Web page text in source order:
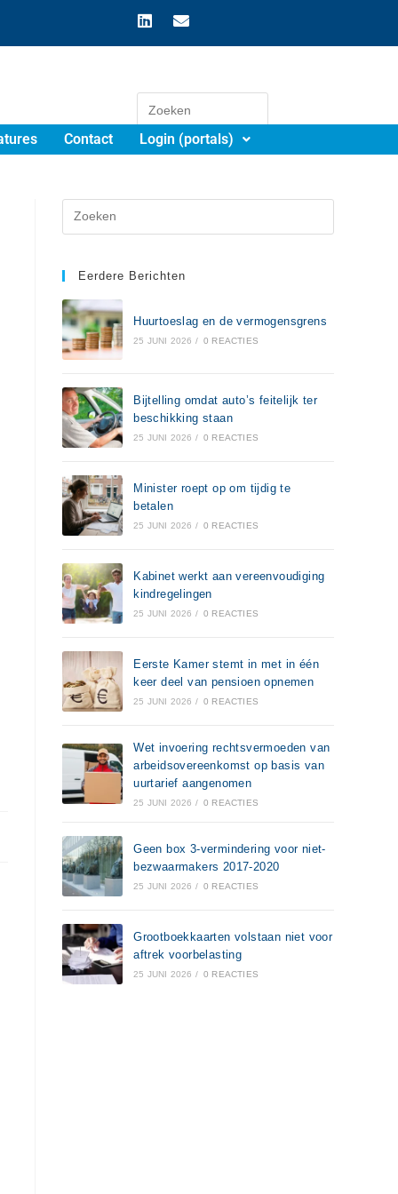
Contact Login (portals)
Eerdere Berichten
Huurtoeslag en de vermogensgrens
25 JUNI 2026 / 0 REACTIES
Bijtelling omdat auto’s feitelijk ter
beschikking staan
25 JUNI 2026 / 0 REACTIES
Minister roept op om tijdig te
betalen
25 JUNI 2026 / 0 REACTIES
Kabinet werkt aan vereenvoudiging
kindregelingen
25 JUNI 2026 / 0 REACTIES
Eerste Kamer stemt in met in één
keer deel van pensioen opnemen
25 JUNI 2026 / 0 REACTIES
Wet invoering rechtsvermoeden van
arbeidsovereenkomst op basis van
uurtarief aangenomen
25 JUNI 2026 / 0 REACTIES
Geen box 3-vermindering voor niet-
bezwaarmakers 2017-2020
25 JUNI 2026 / 0 REACTIES
Grootboekkaarten volstaan niet voor
aftrek voorbelasting
25 JUNI 2026 / 0 REACTIES